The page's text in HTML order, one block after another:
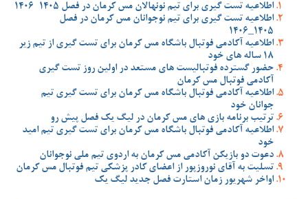
اطلاعیه تست گیری برای تیم نونهالان مس کرمان در فصل 1405-1406
اطلاعیه تست گیری برای تیم نوجوانان مس کرمان در فصل
1405_1406
اطلاعیه آکادمی فوتبال باشگاه مس کرمان برای تست گیری از تیم زیر
18 ساله های خود
حضور گسترده فوتبالیست های مستعد در اولین روز تست گیری
آکادمی فوتبال مس کرمان
اطلاعیه آکادمی فوتبال باشگاه مس کرمان برای تست گیری تیم
جوانان خود
ترتیب برنامه بازی های مس کرمان در لیگ یک فصل پیش رو
اطلاعیه آکادمی فوتبال باشگاه مس کرمان برای تست گیری تیم امید
خود
دعوت دو بازیکن آکادمی مس کرمان به اردوی تیم ملی نوجوانان
تسلیت به آقای نوروزپور از اعضای کادر پزشکی تیم فوتبال مس کرمان
اواخر شهریور زمان استارت فصل جدید لیگ یک